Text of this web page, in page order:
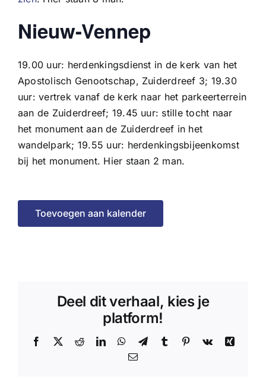
Nieuw-Vennep
19.00 uur: herdenkingsdienst in de kerk van het
Apostolisch Genootschap, Zuiderdreef 3; 19.30
uur: vertrek vanaf de kerk naar het parkeerterrein
aan de Zuiderdreef; 19.45 uur: stille tocht naar
het monument aan de Zuiderdreef in het
wandelpark; 19.55 uur: herdenkingsbijeenkomst
bij het monument. Hier staan 2 man.
Toevoegen aan kalender
Deel dit verhaal, kies je
platform!
Facebook
X RedditLinkedInWhatsApp
TelegramTumblr Pinterest
Vk
Xing
E-